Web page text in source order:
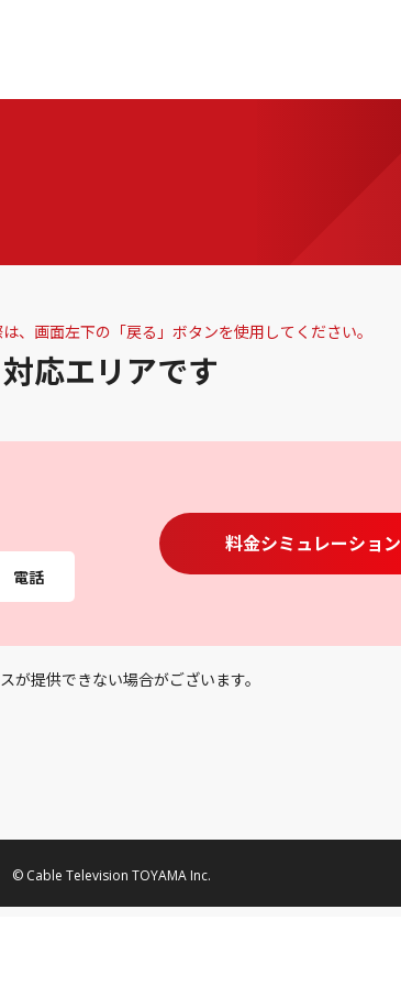
、画面左下の「戻る」ボタンを使用してください。
対応エリアです
電話
料金シミュレーション
提供できない場合がございます。
© Cable Television TOYAMA Inc.